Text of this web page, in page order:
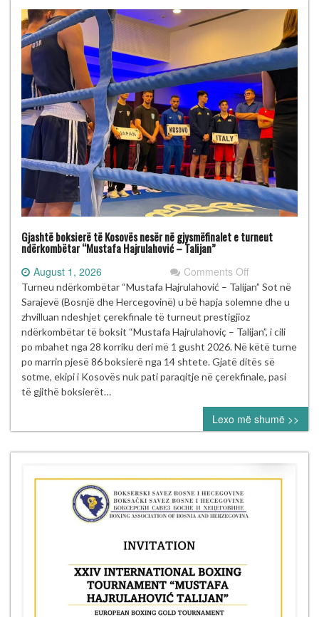
–
Gjashtë boksierë të Kosovës nesër në gjysmëfinalet e turneut
ndërkombëtar “Mustafa Hajrulahović – Talijan”
August 1, 2026 Comments Offon
Gjashtë
boksierë
të
Kosovës
nesër
në
gjysmëfinalet
turneut
ndërkombëtar
“Mustafa
Hajrulahović
Talijan”
Turneu ndërkombëtar “Mustafa Hajrulahović – Talijan” Sot në
Sarajevë (Bosnjë dhe Hercegovinë) u bë hapja solemne dhe u
zhvilluan ndeshjet çerekfinale të turneut prestigjioz
ndërkombëtar të boksit “Mustafa Hajrulahoviç – Talijan”, i cili
po mbahet nga 28 korriku deri më 1 gusht 2026. Në këtë turne
po marrin pjesë 86 boksierë nga 14 shtete. Gjatë ditës së
sotme, ekipi i Kosovës nuk pati paraqitje në çerekfinale, pasi
të gjithë boksierët…
Lexo më shumë >>